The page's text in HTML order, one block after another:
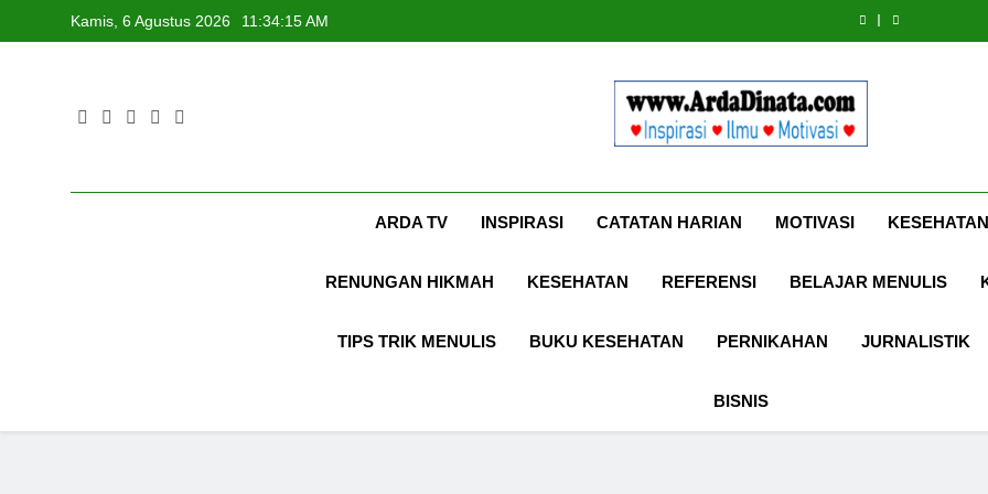
to
Kamis, 6 Agustus 2026 11:34:16 AM
ARDA TV INSPIRASI CATATAN HARIAN MOTIVASI
RENUNGAN HIKMAH KESEHATAN REFERENSI BELAJAR MENULIS
TIPS TRIK MENULIS BUKU KESEHATAN PERNIKAHAN JURNALISTIK
BISNIS